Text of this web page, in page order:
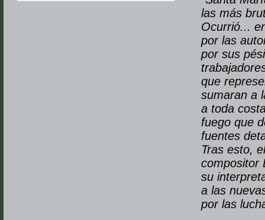
las más
Ocurrió...
por las
por sus
que
sumaran a
a toda
fuego que
fuentes
Tras esto,
compositor
su
a las
por las